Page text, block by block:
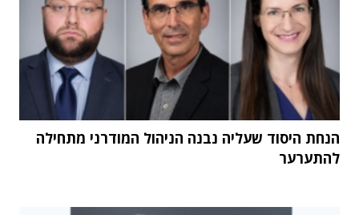
הנחת היסוד שעליה נבנה הניהול המודרני מתחילה
להתערער